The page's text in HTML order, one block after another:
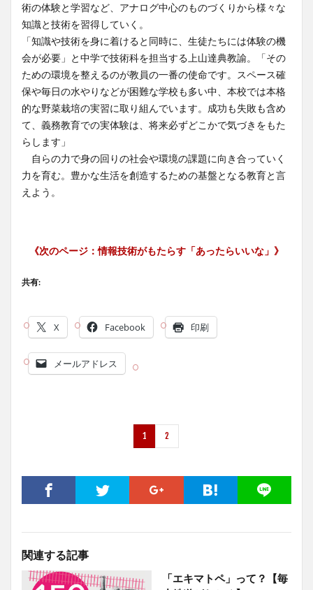
術の体験と学習など、アナログ中心のものづくりから様々な
知識と技術を習得していく。
「知識や技術を身に着けると同時に、生徒たちには体験の機
会が必要」と中学で技術科を担当する上山達典教諭。「その
ための環境を整えるのが教員の一番の使命です。スペース確
保や毎日の水やりなどが困難な学校も多い中、本校では本格
的な野菜栽培の実習に取り組んでいます。成功も失敗も含め
て、義務教育での実体験は、将来必ずどこかで気づきをもた
らします」
自らの力で身の回りの社会や環境の課題に向き合っていく
力を育む。豊かな生活を創造するための基盤となる教育と言
えよう。
《次のページ：情報技術がもたらす「あったらいいな」 》
共有:
X Facebook 印刷
メールアドレス
1 2
関連する記事
「エキマトペ」って？【毎